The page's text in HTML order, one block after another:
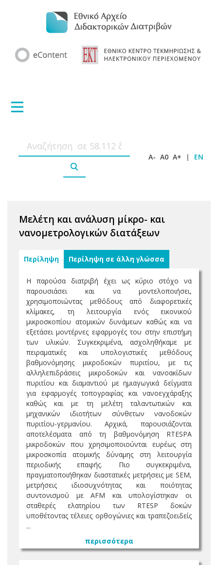
A- A0 A+ | EN
Μελέτη και ανάλυση μίκρο- και
νανομετρολογικών διατάξεων
Περίληψη Περίληψη σε άλλη γλώσσα
Η παρούσα διατριβή έχει ως κύριο στόχο να
παρουσιάσει και να μοντελοποιήσει,
χρησιμοποιώντας μεθόδους από διαφορετικές
κλίμακες, τη λειτουργία ενός εικονικού
μικροσκοπίου ατομικών δυνάμεων καθώς και να
εξετάσει μοντέρνες εφαρμογές του στην επιστήμη
των υλικών. Συγκεκριμένα, ασχοληθήκαμε με
πειραματικές και υπολογιστικές μεθόδους
βαθμονόμησης μικροδοκών πυριτίου, με τις
αλληλεπιδράσεις μικροδοκών και νανοακίδων
πυριτίου και διαμαντιού με ημιαγωγικά δείγματα
για εφαρμογές τοπογραφίας και νανοεγχάραξης
καθώς και με τη μελέτη ταλαντωτικών και
μηχανικών ιδιοτήτων σύνθετων νανοδοκών
πυριτίου-γερμανίου. Αρχικά, παρουσιάζονται
αποτελέσματα από τη βαθμονόμηση RTESPA
μικροδοκών που χρησιμοποιούνται ευρέως στη
μικροσκοπία ατομικής δύναμης στη λειτουργία
περιοδικής επαφής. Πιο συγκεκριμένα,
πραγματοποιήθηκαν διαστατικές μετρήσεις με SEM,
μετρήσεις ιδιοσυχνότητας και ποιότητας
συντονισμού με AFM και υπολογίστηκαν οι
σταθερές ελατηρίου των RTESP δοκών
υποθέτοντας τέλειες ορθογώνιες και τραπεζοειδείς
...
περισσότερα